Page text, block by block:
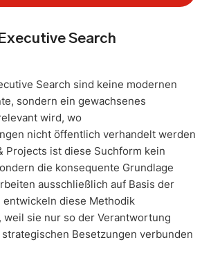
Search
Search sind keine modernen
sondern ein gewachsenes
wird, wo
nicht öffentlich verhandelt werden
Projects ist diese Suchform kein
die konsequente Grundlage
ausschließlich auf Basis der
entwickeln diese Methodik
sie nur so der Verantwortung
Besetzungen verbunden